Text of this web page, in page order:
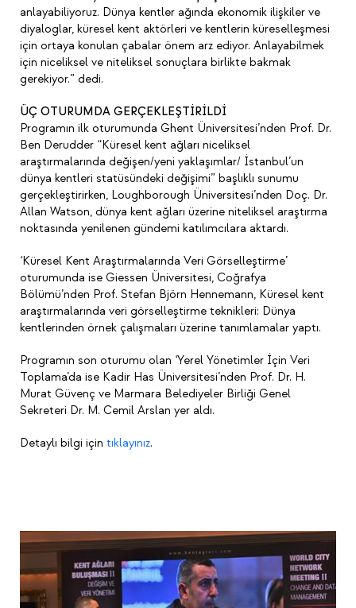
anlayabiliyoruz. Dünya kentler ağında ekonomik ilişkiler ve
diyaloglar, küresel kent aktörleri ve kentlerin küreselleşmesi
için ortaya konulan çabalar önem arz ediyor. Anlayabilmek
için niceliksel ve niteliksel sonuçlara birlikte bakmak
gerekiyor.” dedi.
ÜÇ OTURUMDA GERÇEKLEŞTİRİLDİ
Programın ilk oturumunda Ghent Üniversitesi’nden Prof. Dr.
Ben Derudder “Küresel kent ağları niceliksel
araştırmalarında değişen/yeni yaklaşımlar/ İstanbul’un
dünya kentleri statüsündeki değişimi” başlıklı sunumu
gerçekleştirirken, Loughborough Üniversitesi’nden Doç. Dr.
Allan Watson, dünya kent ağları üzerine niteliksel araştırma
noktasında yenilenen gündemi katılımcılara aktardı.
‘Küresel Kent Araştırmalarında Veri Görselleştirme’
oturumunda ise Giessen Üniversitesi, Coğrafya
Bölümü’nden Prof. Stefan Björn Hennemann, Küresel kent
araştırmalarında veri görselleştirme teknikleri: Dünya
kentlerinden örnek çalışmaları üzerine tanımlamalar yaptı.
Programın son oturumu olan ‘Yerel Yönetimler İçin Veri
Toplama’da ise Kadir Has Üniversitesi’nden Prof. Dr. H.
Murat Güvenç ve Marmara Belediyeler Birliği Genel
Sekreteri Dr. M. Cemil Arslan yer aldı.
Detaylı bilgi için tıklayınız.